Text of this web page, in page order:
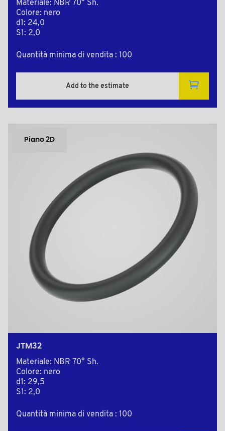
Materiale: NBR 70° Sh.
Colore: nero
d1: 24,0
S1: 2,0
Quantità minima di vendita : 100
Add to the estimate
Piano 2D
JTM32
Materiale: NBR 70° Sh.
Colore: nero
d1: 29,5
S1: 2,0
Quantità minima di vendita : 100